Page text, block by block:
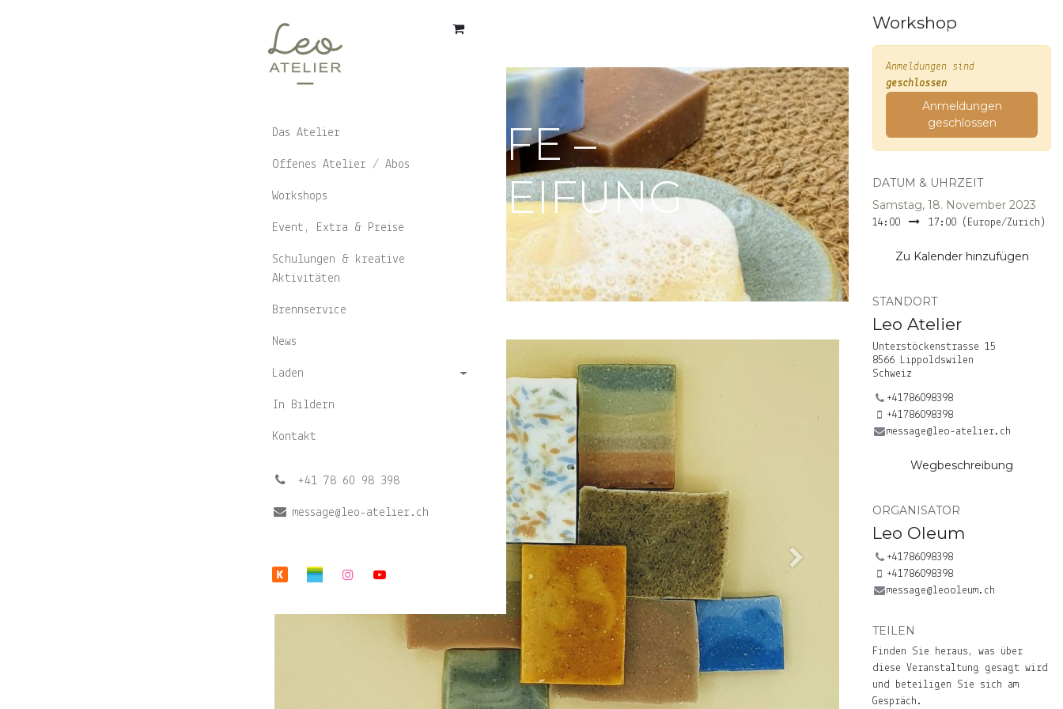
Das Atelier
Offenes Atelier / Abos
Workshops
Event, Extra & Preise
Schulungen & kreative
Aktivitäten
Brennservice
News
Laden
In Bildern
Kontakt
+41 78 60 98 398
message@leo-atelier.ch
Zurück zu den Veranstaltungen
NATURSEIFE – KALTVERSEIFUNG
NATURSEIFE –
KALTVERSEIFUNG
Workshop mit Leo
Previous Next
Workshop
Anmeldungen sind
geschlossen
Anmeldungen
geschlossen
DATUM & UHRZEIT
Samstag, 18. November 2023
14:00 17:00 ( Europe/Zurich )
Zu Kalender hinzufügen
STANDORT
Leo Atelier
Unterstöckenstrasse 15
8566 Lippoldswilen
Schweiz
+41786098398
+41786098398
message@leo-atelier.ch
Wegbeschreibung
ORGANISATOR
Leo Oleum
+41786098398
+41786098398
message@leooleum.ch
TEILEN
Finden Sie heraus, was über
diese Veranstaltung gesagt wird
und beteiligen Sie sich am
Gespräch.